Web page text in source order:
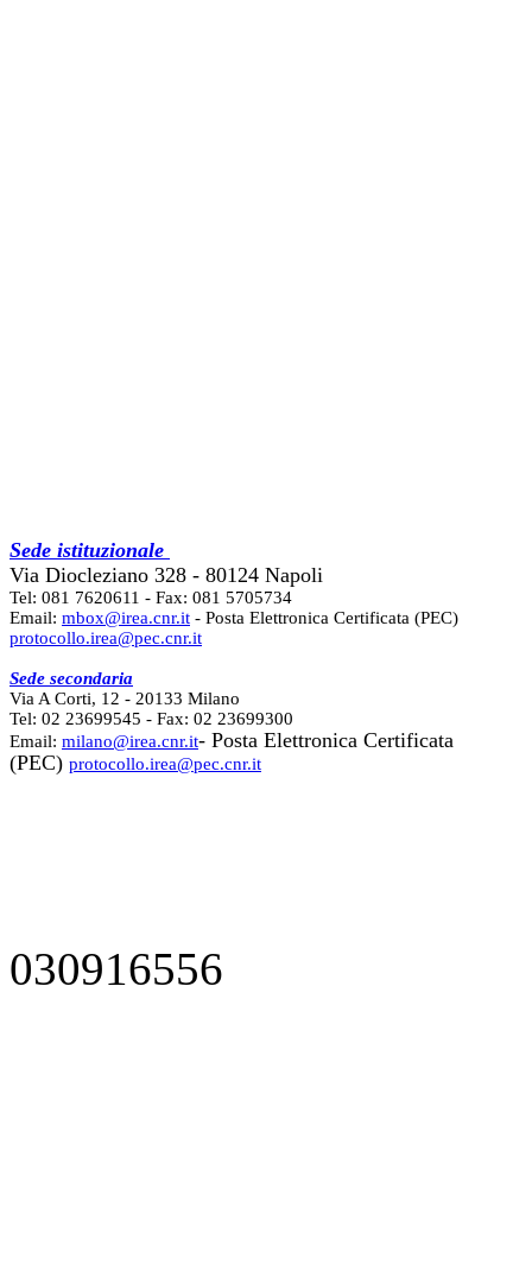
Sede istituzionale
Via Diocleziano 328 - 80124 Napoli
Tel: 081 7620611 - Fax: 081 5705734
Email: mbox@irea.cnr.it - Posta Elettronica Certificata (PEC)
protocollo.irea@pec.cnr.it
Sede secondaria
Via A Corti, 12 - 20133 Milano
Tel: 02 23699545 - Fax: 02 23699300
Email: milano@irea.cnr.it- Posta Elettronica Certificata
(PEC) protocollo.irea@pec.cnr.it
030916556